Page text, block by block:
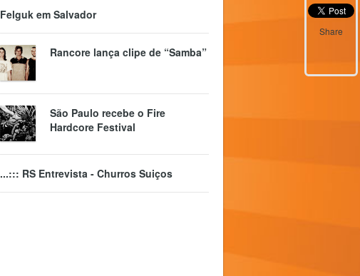
Share
Felguk em Salvador
Rancore lança clipe de “Samba”
São Paulo recebe o Fire
Hardcore Festival
...::: RS Entrevista - Churros Suiços